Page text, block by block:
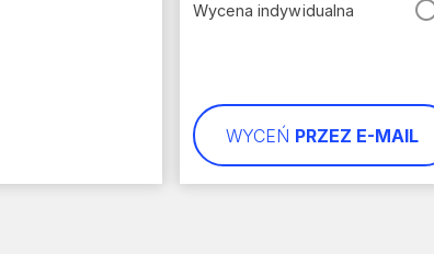
Wycena indywidualna
WYCEŃ PRZEZ E-MAIL